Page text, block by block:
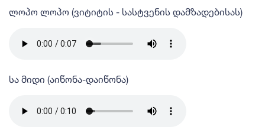
ლოპო ლოპო (ვიტიტის - სასტვენის დამზადებისას)
სა მიდი (აიწონა-დაიწონა)